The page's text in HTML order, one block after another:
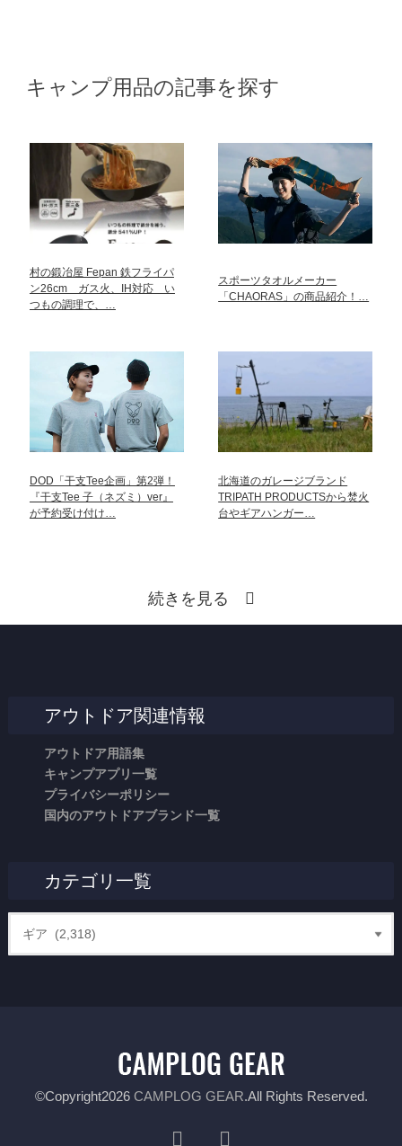
キャンプ用品の記事を探す
村の鍛冶屋 Fepan 鉄フライパ
ン26cm ガス火、IH対応 い
つもの調理で、…
スポーツタオルメーカー
「CHAORAS」の商品紹介！…
DOD「干支Tee企画」第2弾！
『干支Tee 子（ネズミ）ver』
が予約受け付け…
北海道のガレージブランド
TRIPATH PRODUCTSから焚火
台やギアハンガー…
続きを見る
アウトドア関連情報
アウトドア用語集
キャンプアプリ一覧
プライバシーポリシー
国内のアウトドアブランド一覧
カテゴリ一覧
©Copyright2026 CAMPLOG GEAR.All Rights Reserved.